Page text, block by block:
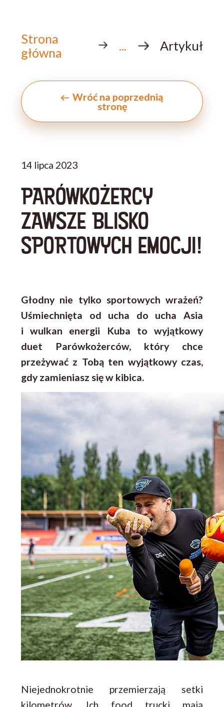
Strona
główna
... Artykuł
Wróć na poprzednią
stronę
14 lipca 2023
PARÓWKOŻERCY
ZAWSZE BLISKO
SPORTOWYCH EMOCJI!
Głodny nie tylko sportowych wrażeń?
Uśmiechnięta od ucha do ucha Asia
i wulkan energii Kuba to wyjątkowy
duet Parówkożerców, który chce
przeżywać z Tobą ten wyjątkowy czas,
gdy zamieniasz się w kibica.
Niejednokrotnie przemierzają setki